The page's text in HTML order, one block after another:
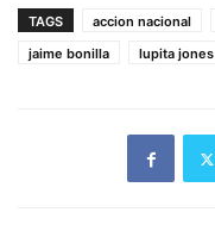
TAGS accion nacional
jaime bonilla
lupita jones